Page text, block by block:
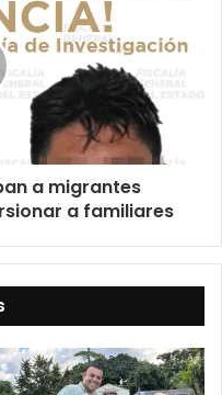
a migrantes
a familiares